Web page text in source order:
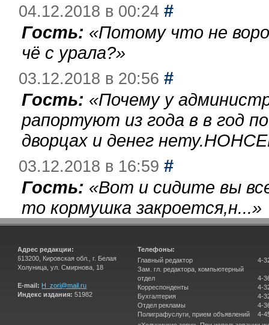
04.12.2018 в 00:24 #
Гость: «Потому что не
чё с урала?»
03.12.2018 в 20:56 #
Гость: «Почему у
рапортуют из года в в год
дворцах и денег
03.12.2018 в 16:59 #
Гость: «Вот и сидите вы
то кормушка закроется,н...»
Адрес редакции:
613200, Кировская обл., г. Белая
Холуница, ул. Смирнова, 18
E-mail: H_zori@mail.ru
Индекс издания: 51982
Телефоны:
Главный редактор
Зам. гл. редактора, компьютерный
отдел
Корреспонденты
Бухгалтерия
Отдел рекламы
Полиграфуслуги, прием объявлений
4-
4-
4-
4-
4-
4-